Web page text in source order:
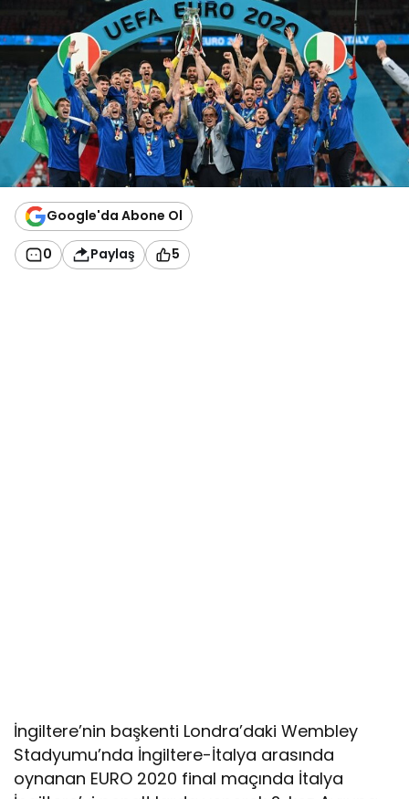
Google'da Abone Ol
0 Paylaş 5
İngiltere’nin başkenti Londra’daki Wembley
Stadyumu’nda İngiltere-İtalya arasında
oynanan EURO 2020 final maçında İtalya